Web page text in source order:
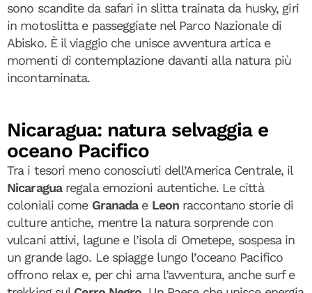
sono scandite da safari in slitta trainata da husky, giri
in motoslitta e passeggiate nel Parco Nazionale di
Abisko. È il viaggio che unisce avventura artica e
momenti di contemplazione davanti alla natura più
incontaminata.
Nicaragua: natura selvaggia e
oceano Pacifico
Tra i tesori meno conosciuti dell’America Centrale, il
Nicaraguaregala emozioni autentiche. Le città
coloniali come Granadae Leonraccontano storie di
culture antiche, mentre la natura sorprende con
vulcani attivi, lagune e l’isola di Ometepe, sospesa in
un grande lago. Le spiagge lungo l’oceano Pacifico
offrono relax e, per chi ama l’avventura, anche surf e